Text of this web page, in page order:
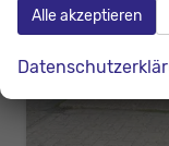
Alle akzeptieren